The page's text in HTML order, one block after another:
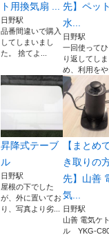
ト用換気扇 ...
日野駅
品番間違いで購入
してしまいまし
た。 捨てよ...
先】ペッ
水...
日野駅
一回使ってひ
り返してし
め、利用をや
昇降式テーブ
ル
日野駅
屋根の下でした
が、外に置いてお
り、写真より劣...
【まとめ
き取りの
先】山善
気...
日野駅
山善 電気ケト
ル YKG-